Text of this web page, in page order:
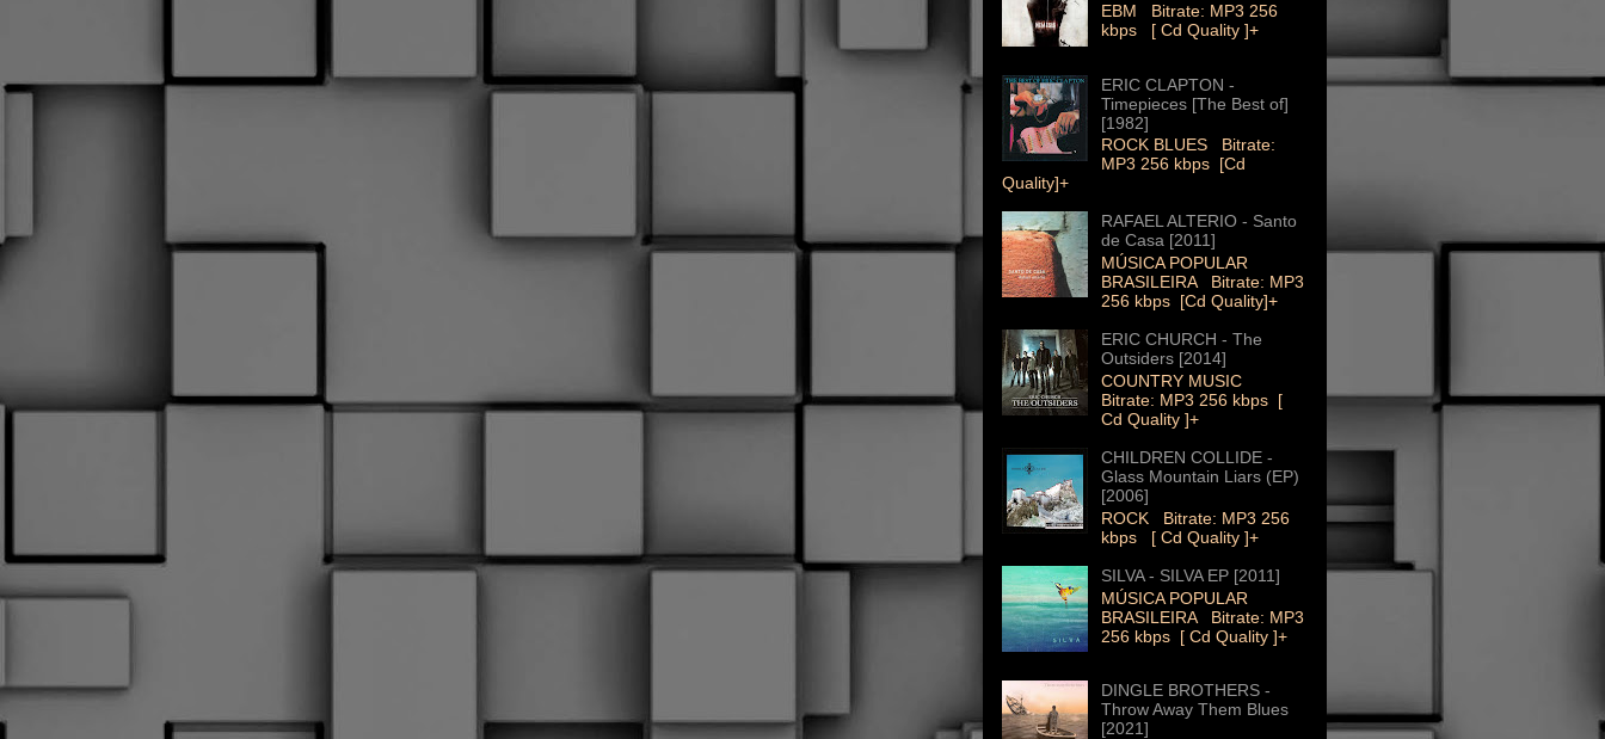
EBM Bitrate: MP3 256
kbps [ Cd Quality ]+
ERIC CLAPTON -
Timepieces [The Best of]
[1982]
ROCK BLUES Bitrate:
MP3 256 kbps [Cd
Quality]+
RAFAEL ALTERIO - Santo
de Casa [2011]
MÚSICA POPULAR
BRASILEIRA Bitrate: MP3
256 kbps [Cd Quality]+
ERIC CHURCH - The
Outsiders [2014]
COUNTRY MUSIC
Bitrate: MP3 256 kbps [
Cd Quality ]+
CHILDREN COLLIDE -
Glass Mountain Liars (EP)
[2006]
ROCK Bitrate: MP3 256
kbps [ Cd Quality ]+
SILVA - SILVA EP [2011]
MÚSICA POPULAR
BRASILEIRA Bitrate: MP3
256 kbps [ Cd Quality ]+
DINGLE BROTHERS -
Throw Away Them Blues
[2021]